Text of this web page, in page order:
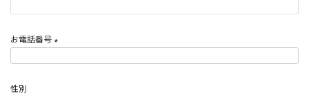
お電話番号
性別